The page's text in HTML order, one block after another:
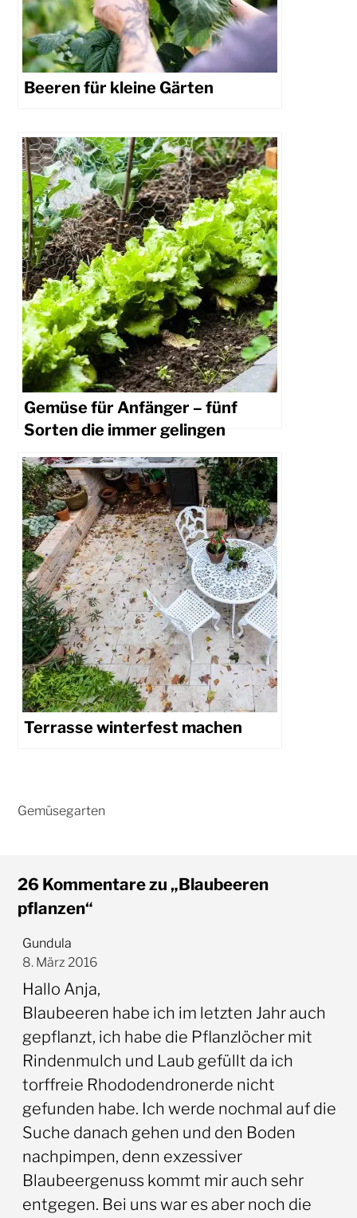
Beeren für kleine Gärten
Gemüse für Anfänger – fünf
Sorten die immer gelingen
Terrasse winterfest machen
26 Kommentare zu „Blaubeeren
pflanzen“
Gundula
8. März 2016
Hallo Anja,
Blaubeeren habe ich im letzten Jahr auch
gepflanzt, ich habe die Pflanzlöcher mit
Rindenmulch und Laub gefüllt da ich
torffreie Rhododendronerde nicht
gefunden habe. Ich werde nochmal auf die
Suche danach gehen und den Boden
nachpimpen, denn exzessiver
Blaubeergenuss kommt mir auch sehr
entgegen. Bei uns war es aber noch die